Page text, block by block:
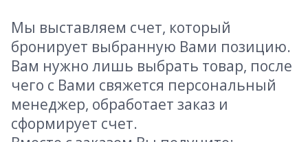
Мы выставляем счет, который
бронирует выбранную Вами позицию.
Вам нужно лишь выбрать товар, после
чего с Вами свяжется персональный
менеджер, обработает заказ и
сформирует счет.